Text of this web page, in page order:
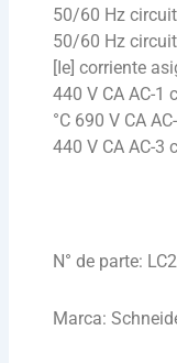
50/60 Hz
50/60 Hz
[Ie] corriente
440 V CA AC-1
°C 690 V CA
440 V CA AC-3
N° de parte:
Marca: